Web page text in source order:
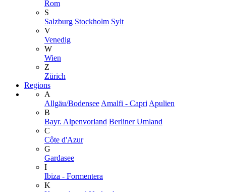
Rom
S
Salzburg Stockholm Sylt
V
Venedig
W
Wien
Z
Zürich
Regions
A
Allgäu/Bodensee Amalfi - Capri Apulien
B
Bayr. Alpenvorland Berliner Umland
C
Côte d'Azur
G
Gardasee
I
Ibiza - Formentera
K